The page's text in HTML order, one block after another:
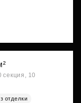
секция, 10
отделки